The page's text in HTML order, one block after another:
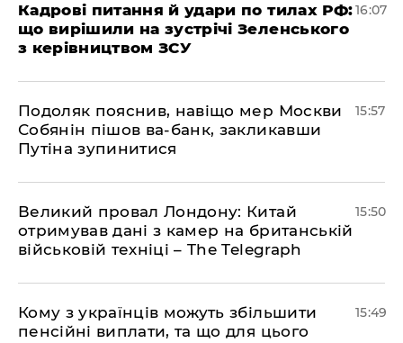
Кадрові питання й удари по тилах РФ:
що вирішили на зустрічі Зеленського
з керівництвом ЗСУ
16:07
Подоляк пояснив, навіщо мер Москви
Собянін пішов ва-банк, закликавши
Путіна зупинитися
15:57
Великий провал Лондону: Китай
отримував дані з камер на британській
військовій техніці – The Telegraph
15:50
Кому з українців можуть збільшити
пенсійні виплати, та що для цього
15:49